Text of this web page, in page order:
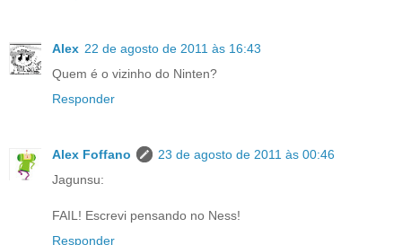
Alex 22 de agosto de 2011 às 16:43
Quem é o vizinho do Ninten?
Responder
Alex Foffano
23 de agosto de 2011 às 00:46
Jagunsu:
FAIL! Escrevi pensando no Ness!
Responder